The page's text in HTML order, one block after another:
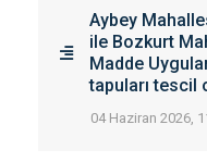
Aybey
ile Bozkurt
Madde
tapuları tescil
04 Haziran 2026,